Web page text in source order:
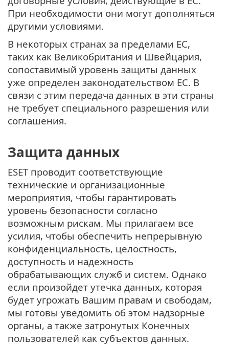
При необходимости они могут дополняться
другими условиями.
В некоторых странах за пределами ЕС,
таких как Великобритания и Швейцария,
сопоставимый уровень защиты данных
уже определен законодательством ЕС. В
связи с этим передача данных в эти страны
не требует специального разрешения или
соглашения.
Защита данных
ESET проводит соответствующие
технические и организационные
мероприятия, чтобы гарантировать
уровень безопасности согласно
возможным рискам. Мы прилагаем все
усилия, чтобы обеспечить непрерывную
конфиденциальность, целостность,
доступность и надежность
обрабатывающих служб и систем. Однако
если произойдет утечка данных, которая
будет угрожать Вашим правам и свободам,
мы готовы уведомить об этом надзорные
органы, а также затронутых Конечных
пользователей как субъектов данных.